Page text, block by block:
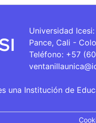
Universidad
Pance, Cali -
Teléfono: +57
una Institución de